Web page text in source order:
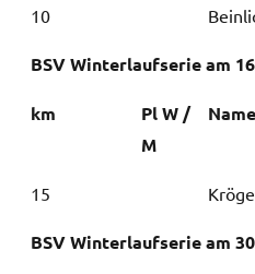
10
BSV Winterlaufserie am
km
Pl W /
M
Name
15
BSV Winterlaufserie am